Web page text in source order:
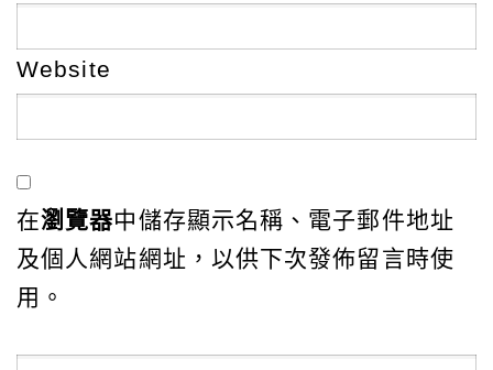
Website
在瀏覽器中儲存顯示名稱、電子郵件地址
及個人網站網址，以供下次發佈留言時使
用。